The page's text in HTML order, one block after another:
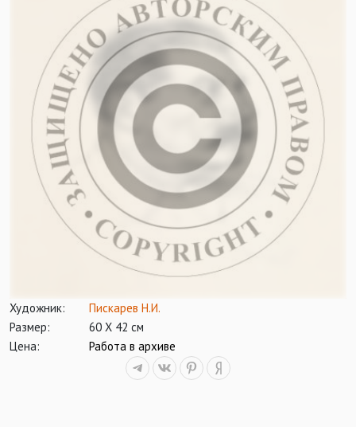
Художник:
Пискарев Н.И.
Размер:
60 Х 42 см
Цена:
Работа в архиве